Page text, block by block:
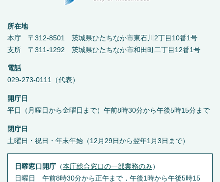
所在地
本庁 〒312-8501 茨城県ひたちなか市東石川2丁目10番1号
支所 〒311-1292 茨城県ひたちなか市和田町二丁目12番1号
電話
029-273-0111（代表）
開庁日
平日（月曜日から金曜日まで）午前8時30分から午後5時15分まで
閉庁日
土曜日・祝日・年末年始（12月29日から翌年1月3日まで）
日曜窓口開庁（本庁総合窓口の一部業務のみ ）
日曜日 午前8時30分から正午まで，午後1時から午後5時15